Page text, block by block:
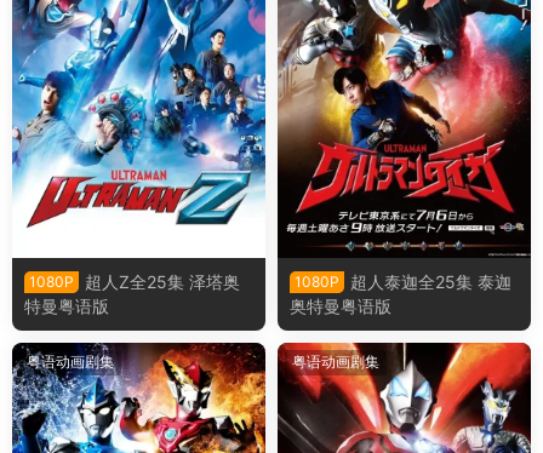
1080P
超人Z全25集 泽塔奥
特曼粤语版
1080P
超人泰迦全25集 泰迦
奥特曼粤语版
粤语动画剧集 粤语动画剧集